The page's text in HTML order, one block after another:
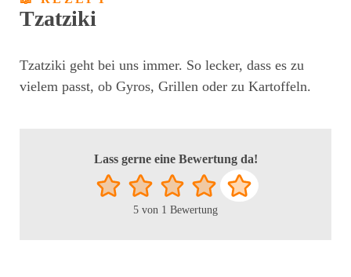
Tzatziki
Tzatziki geht bei uns immer. So lecker, dass es zu
vielem passt, ob Gyros, Grillen oder zu Kartoffeln.
Lass gerne eine Bewertung da!
5 von 1 Bewertung